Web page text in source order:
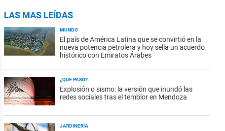
LAS MAS LEÍDAS
MUNDO
El país de América Latina que se convirtió en la
nueva potencia petrolera y hoy sella un acuerdo
histórico con Emiratos Árabes
¿QUÉ PASÓ?
Explosión o sismo: la versión que inundó las
redes sociales tras el temblor en Mendoza
JARDINERÍA